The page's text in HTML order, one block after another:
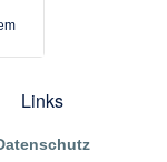
Links